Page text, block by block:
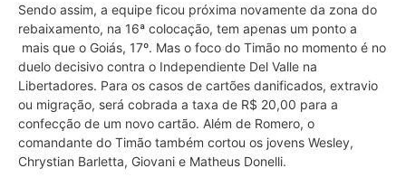
Sendo assim, a equipe ficou próxima novamente da zona do
rebaixamento, na 16ª colocação, tem apenas um ponto a
mais que o Goiás, 17º. Mas o foco do Timão no momento é no
duelo decisivo contra o Independiente Del Valle na
Libertadores. Para os casos de cartões danificados, extravio
ou migração, será cobrada a taxa de R$ 20,00 para a
confecção de um novo cartão. Além de Romero, o
comandante do Timão também cortou os jovens Wesley,
Chrystian Barletta, Giovani e Matheus Donelli.